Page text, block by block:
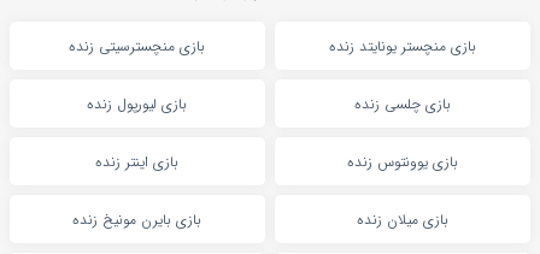
بازی منچستر یونایتد زنده بازی منچسترسیتی زنده
بازی چلسی زنده بازی لیورپول زنده
بازی یوونتوس زنده بازی اینتر زنده
بازی میلان زنده بازی بایرن مونیخ زنده